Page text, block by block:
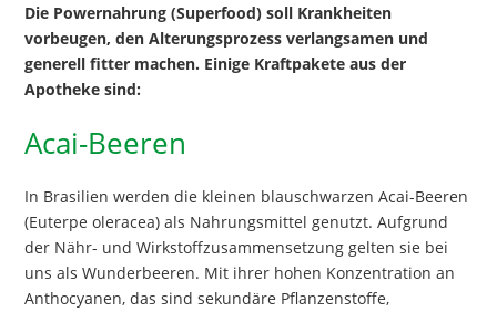
Die Powernahrung (Superfood) soll Krankheiten
vorbeugen, den Alterungsprozess verlangsamen und
generell fitter machen. Einige Kraftpakete aus der
Apotheke sind:
Acai-Beeren
In Brasilien werden die kleinen blauschwarzen Acai-Beeren
(Euterpe oleracea) als Nahrungsmittel genutzt. Aufgrund
der Nähr- und Wirkstoffzusammensetzung gelten sie bei
uns als Wunderbeeren. Mit ihrer hohen Konzentration an
Anthocyanen, das sind sekundäre Pflanzenstoffe,